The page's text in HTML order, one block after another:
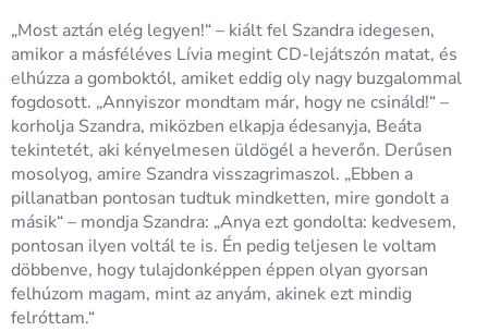
„Most aztán elég legyen!“ – kiált fel Szandra idegesen,
amikor a másféléves Lívia megint CD-lejátszón matat, és
elhúzza a gomboktól, amiket eddig oly nagy buzgalommal
fogdosott. „Annyiszor mondtam már, hogy ne csináld!“ –
korholja Szandra, miközben elkapja édesanyja, Beáta
tekintetét, aki kényelmesen üldögél a heverőn. Derűsen
mosolyog, amire Szandra visszagrimaszol. „Ebben a
pillanatban pontosan tudtuk mindketten, mire gondolt a
másik“ – mondja Szandra: „Anya ezt gondolta: kedvesem,
pontosan ilyen voltál te is. Én pedig teljesen le voltam
döbbenve, hogy tulajdonképpen éppen olyan gyorsan
felhúzom magam, mint az anyám, akinek ezt mindig
felróttam.“